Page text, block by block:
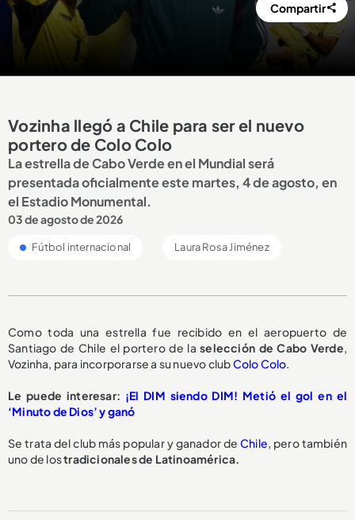
Compartir
Vozinha llegó a Chile para ser el nuevo
portero de Colo Colo
La estrella de Cabo Verde en el Mundial será
presentada oficialmente este martes, 4 de agosto, en
el Estadio Monumental.
03 de agosto de 2026
Fútbol internacional Laura Rosa Jiménez
Como toda una estrella fue recibido en el aeropuerto de
Santiago de Chile el portero de laselección de Cabo Verde,
Vozinha, para incorporarse a su nuevo clubColo Colo.
Le puede interesar: ¡El DIM siendo DIM! Metió el gol en el
‘Minuto de Dios’ y ganó
Se trata del club más popular y ganador de Chile, pero también
uno de lostradicionales de Latinoamérica.